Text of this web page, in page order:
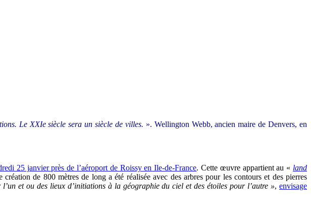
Le XXIe siècle sera un siècle de villes. ». Wellington Webb, ancien maire de Denvers, en
25 janvier près de l’aéroport de Roissy en Ile-de-France. Cette œuvre appartient au « land
de 800 mètres de long a été réalisée avec des arbres pour les contours et des pierres
et ou des lieux d’initiations à la géographie du ciel et des étoiles pour l’autre »,envisage